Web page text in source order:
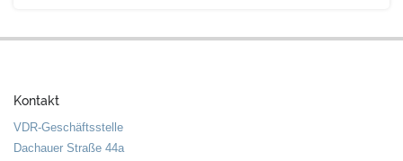
Kontakt
VDR-Geschäftsstelle
Dachauer Straße 44a